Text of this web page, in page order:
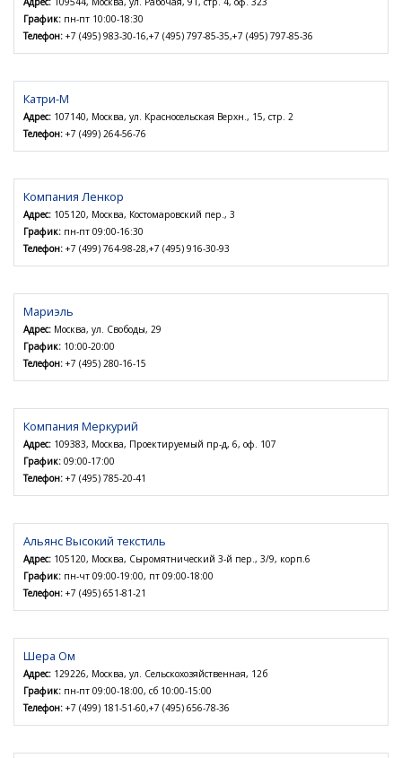
График: пн-пт 10:00-18:30
Телефон: +7 (495) 983-30-16,+7 (495) 797-85-35,+7 (495) 797-85-36
Катри-М
Адрес: 107140, Москва, ул. Красносельская Верхн., 15, стр. 2
Телефон: +7 (499) 264-56-76
Компания Ленкор
Адрес: 105120, Москва, Костомаровский пер., 3
График: пн-пт 09:00-16:30
Телефон: +7 (499) 764-98-28,+7 (495) 916-30-93
Мариэль
Адрес: Москва, ул. Свободы, 29
График: 10:00-20:00
Телефон: +7 (495) 280-16-15
Компания Меркурий
Адрес: 109383, Москва, Проектируемый пр-д, 6, оф. 107
График: 09:00-17:00
Телефон: +7 (495) 785-20-41
Альянс Высокий текстиль
Адрес: 105120, Москва, Сыромятнический 3-й пер., 3/9, корп.6
График: пн-чт 09:00-19:00, пт 09:00-18:00
Телефон: +7 (495) 651-81-21
Шера Ом
Адрес: 129226, Москва, ул. Сельскохозяйственная, 12б
График: пн-пт 09:00-18:00, сб 10:00-15:00
Телефон: +7 (499) 181-51-60,+7 (495) 656-78-36